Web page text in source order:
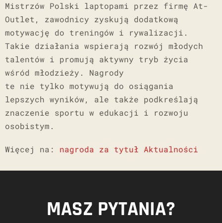
Mistrzów Polski laptopami przez firmę At-
Outlet, zawodnicy zyskują dodatkową
motywację do treningów i rywalizacji.
Takie działania wspierają rozwój młodych
talentów i promują aktywny tryb życia
wśród młodzieży. Nagrody
te nie tylko motywują do osiągania
lepszych wyników, ale także podkreślają
znaczenie sportu w edukacji i rozwoju
osobistym.
Więcej na: nagroda za tytuł Aktualności
MASZ PYTANIA?